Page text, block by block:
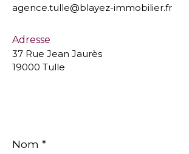
agence.tulle@blayez-immobilier.fr
Adresse
37 Rue Jean Jaurès
19000 Tulle
*